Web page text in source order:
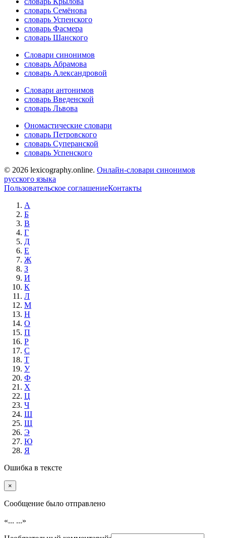
словарь Семёнова
словарь Успенского
словарь Фасмера
словарь Шанского
Словари синонимов
словарь Абрамова
словарь Александровой
Словари антонимов
словарь Введенской
словарь Львова
Ономастические словари
словарь Петровского
словарь Суперанской
словарь Успенского
© 2026 lexicography.online. Онлайн-словари синонимов
русского языка
Пользовательское соглашениеКонтакты
А
Б
В
Г
Д
Е
Ж
З
И
К
Л
М
Н
О
П
Р
С
Т
У
Ф
Х
Ц
Ч
Ш
Щ
Э
Ю
Я
Ошибка в тексте
×
Cообщение было отправлено
«... ...»